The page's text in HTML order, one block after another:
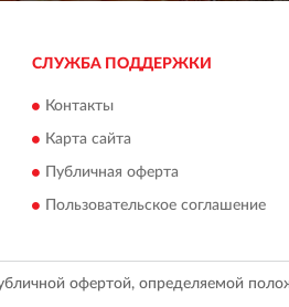
СЛУЖБА ПОДДЕРЖКИ
Контакты
Карта сайта
Публичная оферта
Пользовательское соглашение
офертой, определяемой